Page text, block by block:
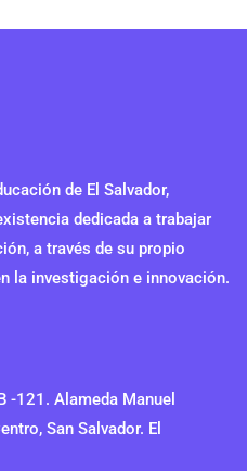
de El Salvador,
dedicada a trabajar
a través de su propio
la investigación e innovación.
-121. Alameda Manuel
San Salvador. El